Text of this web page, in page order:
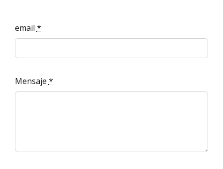
email *
Mensaje *